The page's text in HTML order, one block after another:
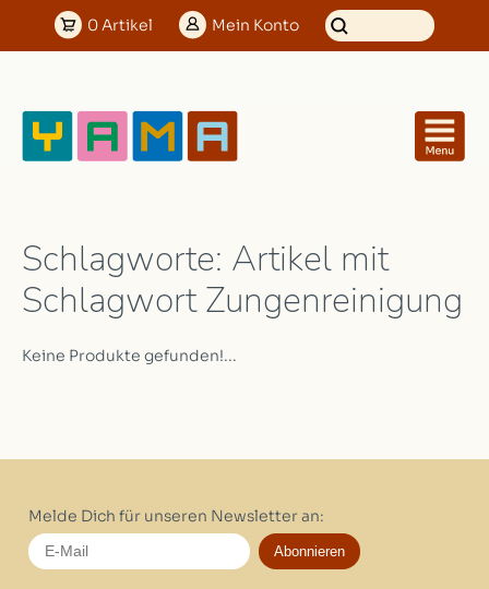
0Artikel Mein Konto
Schlagworte: Artikel mit
Schlagwort Zungenreinigung
Keine Produkte gefunden!...
Melde Dich für unseren Newsletter an:
Abonnieren